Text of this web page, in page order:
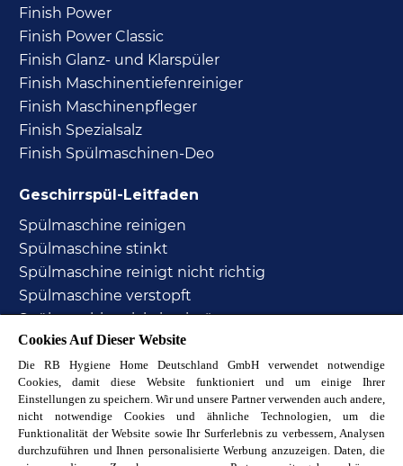
Finish Power
Finish Power Classic
Finish Glanz- und Klarspüler
Finish Maschinentiefenreiniger
Finish Maschinenpfleger
Finish Spezialsalz
Finish Spülmaschinen-Deo
Geschirrspül-Leitfaden
Spülmaschine reinigen
Spülmaschine stinkt
Spülmaschine reinigt nicht richtig
Spülmaschine verstopft
Spülmaschine richtig einräumen
Spülmaschine Zeichen
Wasserverbrauch Spülmaschine
Stromverbrauch Spülmaschine
Wasser im Salzbehälter Spülmaschine
Wie viel Salz in Spülmaschine?
Cookies Auf Dieser Website
Die RB Hygiene Home Deutschland GmbH verwendet notwendige
Cookies, damit diese Website funktioniert und um einige Ihrer
Einstellungen zu speichern. Wir und unsere Partner verwenden auch andere,
nicht notwendige Cookies und ähnliche Technologien, um die
Funktionalität der Website sowie Ihr Surferlebnis zu verbessern, Analysen
durchzuführen und Ihnen personalisierte Werbung anzuzeigen. Daten, die